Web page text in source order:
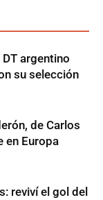
argentino
su selección
de Carlos
en Europa
reviví el gol del